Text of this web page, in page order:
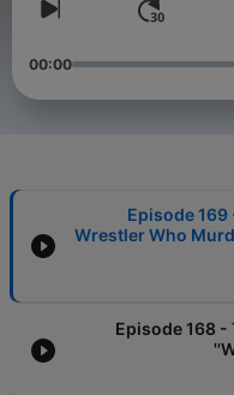
on our podcast.
00:00
Episode
Wrestler Who
Episode 168